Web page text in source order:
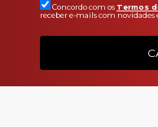
Concordo com os Termos
receber e-mails com novidades